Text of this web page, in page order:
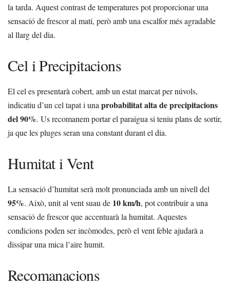
la tarda. Aquest contrast de temperatures pot proporcionar una
sensació de frescor al matí, però amb una escalfor més agradable
al llarg del dia.
Cel i Precipitacions
El cel es presentarà cobert, amb un estat marcat per núvols,
indicatiu d’un cel tapat i unaprobabilitat alta de precipitacions
del 90%. Us recomanem portar el paraigua si teniu plans de sortir,
ja que les pluges seran una constant durant el dia.
Humitat i Vent
La sensació d’humitat serà molt pronunciada amb un nivell del
95%. Això, unit al vent suau de 10 km/h, pot contribuir a una
sensació de frescor que accentuarà la humitat. Aquestes
condicions poden ser incòmodes, però el vent feble ajudarà a
dissipar una mica l’aire humit.
Recomanacions